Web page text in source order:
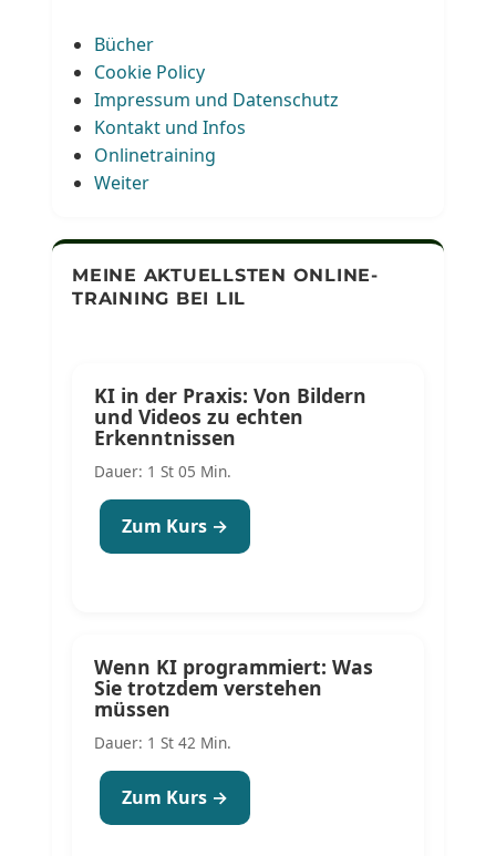
Bücher
Cookie Policy
Impressum und Datenschutz
Kontakt und Infos
Onlinetraining
Weiter
MEINE AKTUELLSTEN ONLINE-
TRAINING BEI LIL
KI in der Praxis: Von Bildern
und Videos zu echten
Erkenntnissen
Dauer: 1 St 05 Min.
Zum Kurs →
Wenn KI programmiert: Was
Sie trotzdem verstehen
müssen
Dauer: 1 St 42 Min.
Zum Kurs →